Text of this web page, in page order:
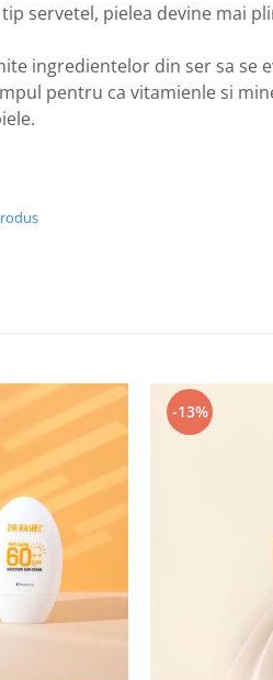
servetel, pielea devine mai
ingredientelor din ser sa se
pentru ca vitamienle si
-13%